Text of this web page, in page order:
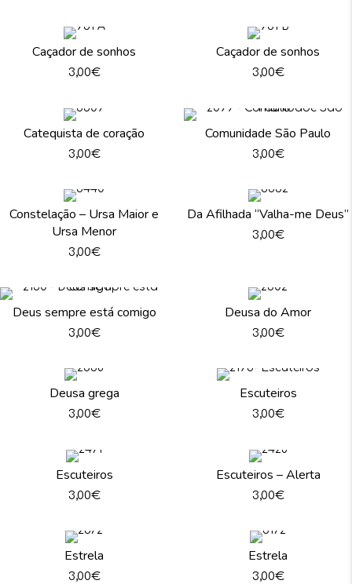
Caçador de sonhos
3,00€
Caçador de sonhos
3,00€
Catequista de coração
3,00€
Comunidade São Paulo
3,00€
Constelação – Ursa Maior e
Ursa Menor
3,00€
Da Afilhada “Valha-me Deus”
3,00€
Deus sempre está comigo
3,00€
Deusa do Amor
3,00€
Deusa grega
3,00€
Escuteiros
3,00€
Escuteiros
3,00€
Escuteiros – Alerta
3,00€
Estrela
3,00€
Estrela
3,00€